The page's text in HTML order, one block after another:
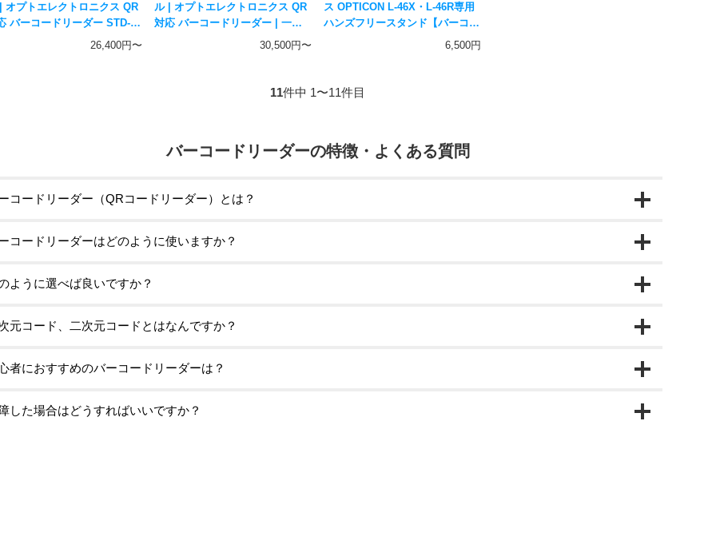
オプトエレクトロニクス QR
バーコードリーダー STD-
セット | 一次元二次元コード
26,400円〜
ル | オプトエレクトロニクス QR
対応 バーコードリーダー | 一次
元二次元コード対応 ハンディス
30,500円〜
ス OPTICON L-46X・L-46R専用
ハンズフリースタンド【バーコー
6,500円
11件中 1〜11件目
バーコードリーダーの特徴・よくある質問
コードリーダー（QRコードリーダー）とは？
コードリーダーはどのように使いますか？
ように選べば良いですか？
元コード、二次元コードとはなんですか？
者におすすめのバーコードリーダーは？
した場合はどうすればいいですか？